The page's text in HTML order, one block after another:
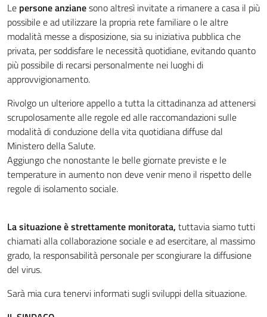
Le persone anzianesono altresì invitate a rimanere a casa il più
possibile e ad utilizzare la propria rete familiare o le altre
modalità messe a disposizione, sia su iniziativa pubblica che
privata, per soddisfare le necessità quotidiane, evitando quanto
più possibile di recarsi personalmente nei luoghi di
approvvigionamento.
Rivolgo un ulteriore appello a tutta la cittadinanza ad attenersi
scrupolosamente alle regole ed alle raccomandazioni sulle
modalità di conduzione della vita quotidiana diffuse dal
Ministero della Salute.
Aggiungo che nonostante le belle giornate previste e le
temperature in aumento non deve venir meno il rispetto delle
regole di isolamento sociale.
La situazione è strettamente monitorata, tuttavia siamo tutti
chiamati alla collaborazione sociale e ad esercitare, al massimo
grado, la responsabilità personale per scongiurare la diffusione
del virus.
Sarà mia cura tenervi informati sugli sviluppi della situazione.